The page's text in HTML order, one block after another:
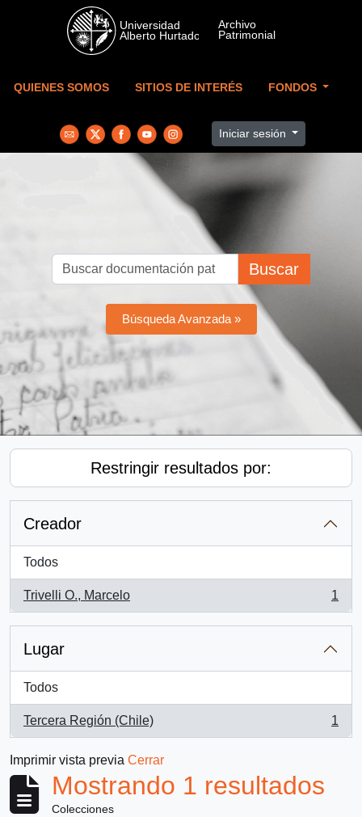
Skip to main content
QUIENES SOMOS SITIOS DE INTERÉS FONDOS
Iniciar sesión
Buscar
Búsqueda Avanzada »
Restringir resultados por:
Creador
Todos
Trivelli O., Marcelo
, 1 resultados
1
Lugar
Todos
Tercera Región (Chile)
, 1 resultados
1
Imprimir vista previa Cerrar
Mostrando 1 resultados
Colecciones